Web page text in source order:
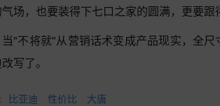
场，也要装得下七口之家的圆满，更要
当"不将就"从营销话术变成产品现实，全
写了。
比亚迪 性价比
大唐